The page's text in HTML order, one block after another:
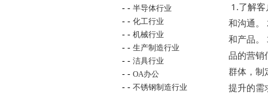
- - 半导体行业
- - 化工行业
- - 机械行业
- - 生产制造行业
- - 洁具行业
- - OA办公
- - 不锈钢制造行业
1.了解
和沟通。
和产品。
品的营销
群体，制
提升的需